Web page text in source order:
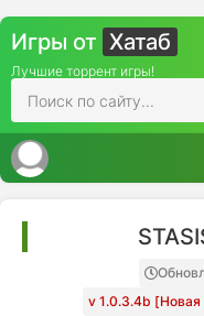
Игры от Хатаб
Лучшие торрент игры!
v 1.0.3.4b